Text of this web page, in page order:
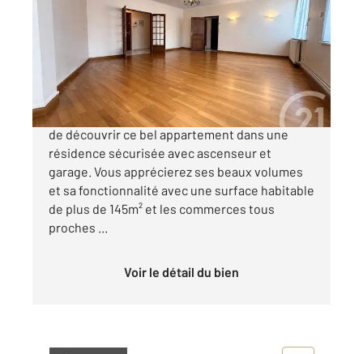
Appartement F6 à vendre
205 000 €
CENTURY 21 - Agence Delahaye vous propose
de découvrir ce bel appartement dans une
résidence sécurisée avec ascenseur et
garage. Vous apprécierez ses beaux volumes
et sa fonctionnalité avec une surface habitable
de plus de 145m² et les commerces tous
proches ...
Voir le détail du bien